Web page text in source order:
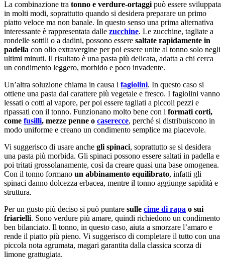
La combinazione tra tonno e verdure-ortaggi può essere sviluppata
in molti modi, soprattutto quando si desidera preparare un primo
piatto veloce ma non banale. In questo senso una prima alternativa
interessante è rappresentata dalle zucchine. Le zucchine, tagliate a
rondelle sottili o a dadini, possono essere saltate rapidamente in
padella con olio extravergine per poi essere unite al tonno solo negli
ultimi minuti. Il risultato è una pasta più delicata, adatta a chi cerca
un condimento leggero, morbido e poco invadente.
Un’altra soluzione chiama in causa i fagiolini. In questo caso si
ottiene una pasta dal carattere più vegetale e fresco. I fagiolini vanno
lessati o cotti al vapore, per poi essere tagliati a piccoli pezzi e
ripassati con il tonno. Funzionano molto bene con i formati corti,
come fusilli, mezze penne o caserecce, perché si distribuiscono in
modo uniforme e creano un condimento semplice ma piacevole.
Vi suggerisco di usare anche gli spinaci, soprattutto se si desidera
una pasta più morbida. Gli spinaci possono essere saltati in padella e
poi tritati grossolanamente, così da creare quasi una base omogenea.
Con il tonno formano un abbinamento equilibrato, infatti gli
spinaci danno dolcezza erbacea, mentre il tonno aggiunge sapidità e
struttura.
Per un gusto più deciso si può puntare sulle cime di rapa o sui
friarielli. Sono verdure più amare, quindi richiedono un condimento
ben bilanciato. Il tonno, in questo caso, aiuta a smorzare l’amaro e
rende il piatto più pieno. Vi suggerisco di completare il tutto con una
piccola nota agrumata, magari garantita dalla classica scorza di
limone grattugiata.